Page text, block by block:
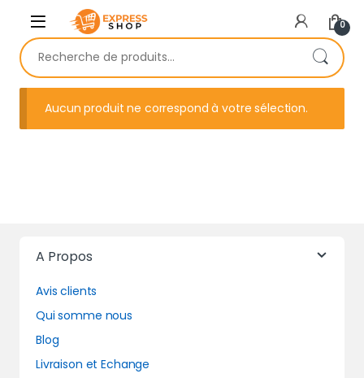
Skip to navigation
Skip to content
0
Recherche pour :
Aucun produit ne correspond à votre sélection.
A Propos
Avis clients
Qui somme nous
Blog
Livraison et Echange